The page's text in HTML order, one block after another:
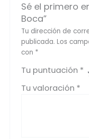
Sé el primero
Boca”
Tu dirección de
publicada. Los
con *
Tu puntuación *
Tu valoración *